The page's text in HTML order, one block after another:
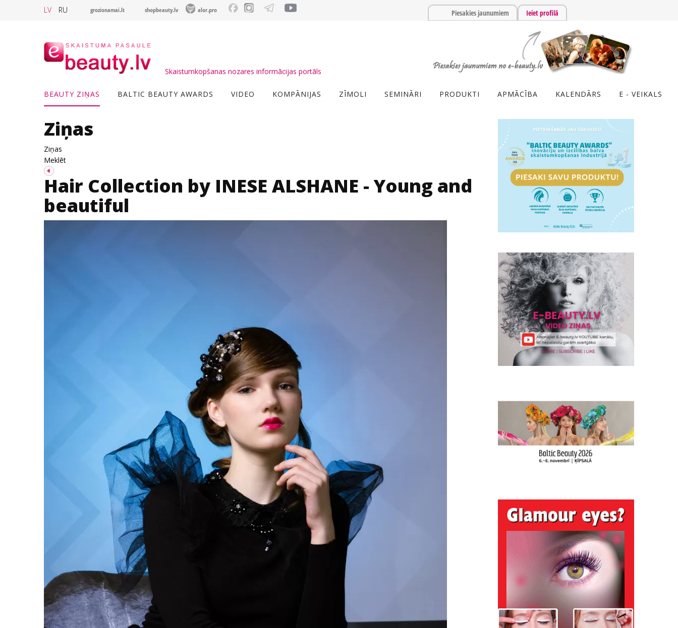
LV RU grozionamai.lt shopbeauty.lv alor.pro Piesakies jaunumiem Ieiet profilā
Skaistumkopšanas nozares informācijas portāls
BEAUTY ZIŅAS BALTIC BEAUTY AWARDS VIDEO KOMPĀNIJAS ZĪMOLI SEMINĀRI PRODUKTI APMĀCĪBA KALENDĀRS E - VEIKALS
Ziņas
Ziņas
Meklēt
Hair Collection by INESE ALSHANE - Young and
beautiful